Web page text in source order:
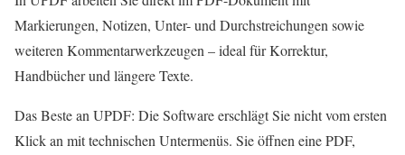
Markierungen, Notizen, Unter- und Durchstreichungen sowie
weiteren Kommentarwerkzeugen – ideal für Korrektur,
Handbücher und längere Texte.
Das Beste an UPDF: Die Software erschlägt Sie nicht vom ersten
Klick an mit technischen Untermenüs. Sie öffnen eine PDF,